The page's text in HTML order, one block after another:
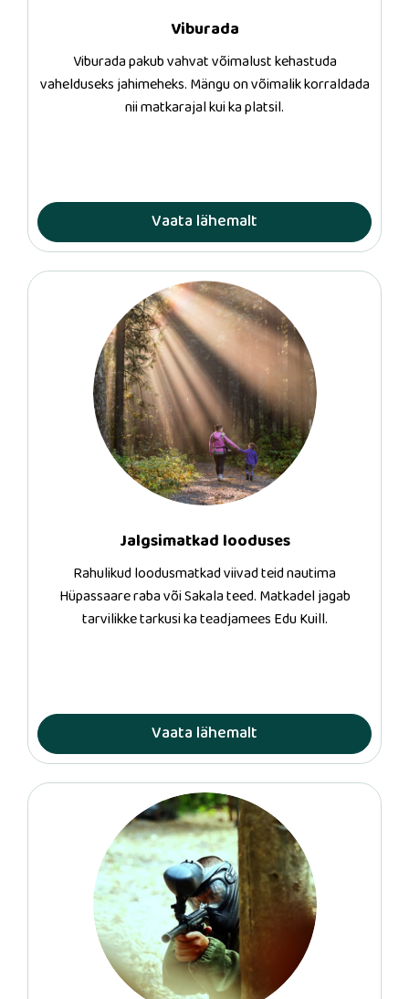
Viburada
Viburada pakub vahvat võimalust kehastuda
vahelduseks jahimeheks. Mängu on võimalik korraldada
nii matkarajal kui ka platsil.
Vaata lähemalt
Jalgsimatkad looduses
Rahulikud loodusmatkad viivad teid nautima
Hüpassaare raba või Sakala teed. Matkadel jagab
tarvilikke tarkusi ka teadjamees Edu Kuill.
Vaata lähemalt